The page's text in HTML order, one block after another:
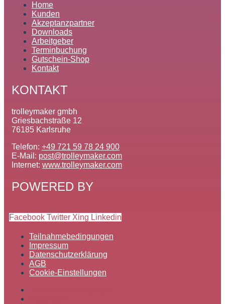
Home
Kunden
Akzeptanzpartner
Downloads
Arbeitgeber
Terminbuchung
Gutschein-Shop
Kontakt
KONTAKT
trolleymaker gmbh
Griesbachstraße 12
76185 Karlsruhe
Telefon: +49 721 59 78 24 900
E-Mail: post@trolleymaker.com
Internet: www.trolleymaker.com
POWERED BY
Facebook Twitter Xing Linkedin
Teilnahmebedingungen
Impressum
Datenschutzerklärung
AGB
Cookie-Einstellungen